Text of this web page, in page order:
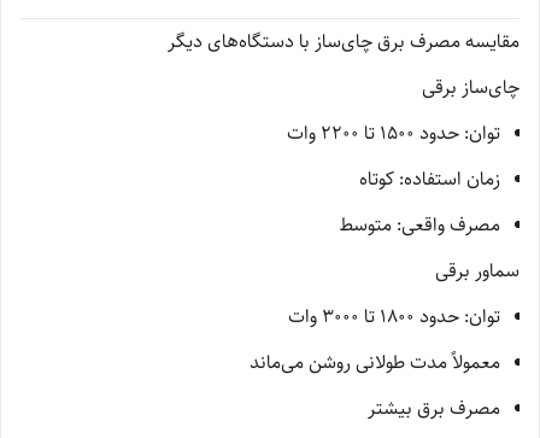
مقایسه مصرف برق چای‌ساز با دستگاه‌های دیگر
چای‌ساز برقی
توان: حدود 1500 تا 2200 وات
زمان استفاده: کوتاه
مصرف واقعی: متوسط
سماور برقی
توان: حدود 1800 تا 3000 وات
معمولاً مدت طولانی روشن می‌ماند
مصرف برق بیشتر